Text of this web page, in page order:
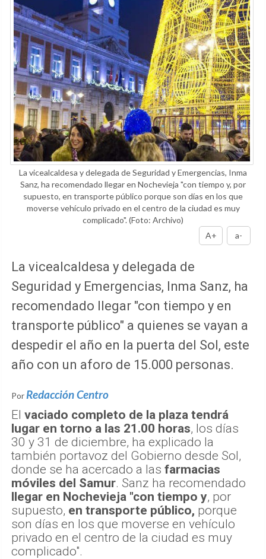
La vicealcaldesa y delegada de Seguridad y Emergencias, Inma
Sanz, ha recomendado llegar en Nochevieja "con tiempo y, por
supuesto, en transporte público porque son días en los que
moverse vehículo privado en el centro de la ciudad es muy
complicado".(Foto: Archivo)
A+
a-
La vicealcaldesa y delegada de
Seguridad y Emergencias, Inma Sanz, ha
recomendado llegar "con tiempo y en
transporte público" a quienes se vayan a
despedir el año en la puerta del Sol, este
año con un aforo de 15.000 personas.
Por Redacción Centro
El vaciado completo de la plaza tendrá
lugar en torno a las 21.00 horas, los días
30 y 31 de diciembre, ha explicado la
también portavoz del Gobierno desde Sol,
donde se ha acercado a las farmacias
móviles del Samur. Sanz ha recomendado
llegar en Nochevieja "con tiempo y, por
supuesto, en transporte público, porque
son días en los que moverse en vehículo
privado en el centro de la ciudad es muy
complicado".